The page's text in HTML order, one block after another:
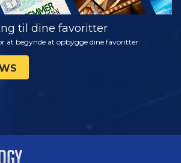
til dine favoritter
at begynde at opbygge dine favoritter